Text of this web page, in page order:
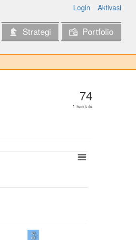
Login Aktivasi
Strategi Portfolio
74
1 hari lalu
0,4